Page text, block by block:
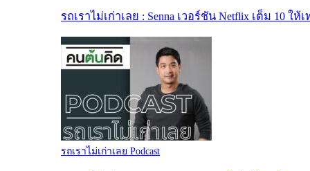
รถเราไม่เก่าเลย : Senna เวอร์ชัน Netflix เต็ม 10 ให้เ
รถเราไม่เก่าเลย Podcast